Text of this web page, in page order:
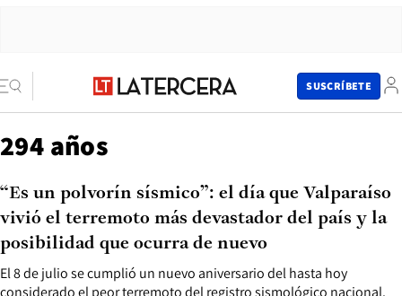
SUSCRÍBETE
294 años
El 8 de julio se cumplió un nuevo aniversario del hasta hoy
considerado el peor terremoto del registro sismológico nacional.
“Es un polvorín sísmico”: el día que Valparaíso
vivió el terremoto más devastador del país y la
posibilidad que ocurra de nuevo